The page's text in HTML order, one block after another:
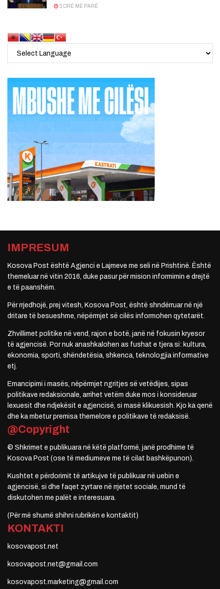
3 ORË MË PARË
IMPRESUM
Kosova Post është Agjenci e Lajmeve me seli në Prishtinë. Është
themeluar në vitin 2016, duke pasur për mision informimin e drejtë
e të paanshëm.
Për rrjedhojë, prej vitesh, Kosova Post, është shndërruar në një
dritare të besueshme, nëpërmjet së cilës informohen qytetarët.
Zhvillimet politike në vend, rajon e botë, janë në fokusin kryesor
të agjencisë. Por nuk anashkalohen as fushat e tjera si: kultura,
ekonomia, sporti, shëndetësia, shkenca, teknologjia informative
etj.
Emancipimi i masës, nëpërmjet ngritjes së vetëdijes, sipas
politikave redaksionale, arrihet vetëm duke mos i konsideruar
lexuesit dhe ndjekësit e agjencisë, si masë klikuesish. Kjo ka qenë
dhe ka mbetur premisa themelore e politikave të redaksisë.
@Copyright
© Shkrimet e publikuara në këtë platformë, janë prodhime të
Kosova Post (ose të mediumeve me të cilat bashkëpunon).
Kushtet e përdorimit të artikujve të publikuar në uebin e
agjencisë, si dhe faqet zyrtare në rrjetet sociale, mund të
diskutohen me palët e interesuara.
(Për më shumë shihni rubrikën e kontaktit)
KONTAKTI
kosovapost.net
kosovapost.net@gmail.com
kosovapost.marketing@gmail.com